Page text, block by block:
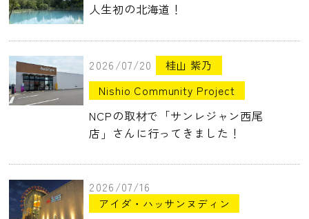
人生初の北海道！
2026/07/20
桂山 紫乃
Nishio Community Project
NCPの取材で「サンレジャン西尾
店」さんに行ってきました！
2026/07/16
アイダ・ハッサンヌディン